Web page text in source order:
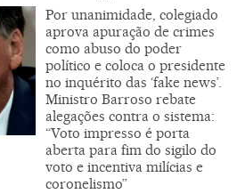
Por unanimidade, colegiado
aprova apuração de crimes
como abuso do poder
político e coloca o presidente
no inquérito das ‘fake news’.
Ministro Barroso rebate
alegações contra o sistema:
“Voto impresso é porta
aberta para fim do sigilo do
voto e incentiva milícias e
coronelismo”